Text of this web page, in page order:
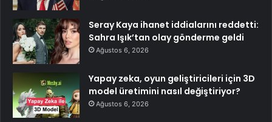
Seray Kaya ihanet iddialarını reddetti:
Sahra Işık’tan olay gönderme geldi
Ağustos 6, 2026
Yapay zeka, oyun geliştiricileri için 3D
model üretimini nasıl değiştiriyor?
Ağustos 6, 2026